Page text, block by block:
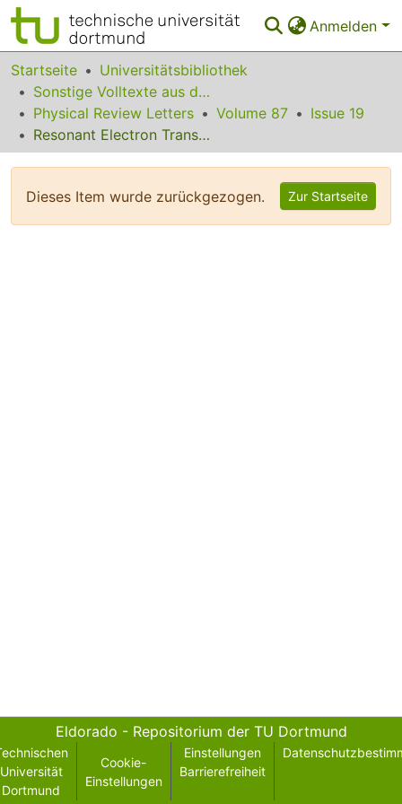
Anmelden
Bereiche & Sammlungen
Das gesamte Repositorium
Statistiken
Startseite
Universitätsbibliothek
Sonstige Volltexte aus dem Bibliotheksangebot
Physical Review Letters
Volume 87
Issue 19
Resonant Electron Transmission through a Finite Quantum Spin Chain
Dieses Item wurde zurückgezogen. Zur Startseite
Eldorado - Repositorium der TU Dortmund
Universität
Dortmund
Cookie-
Einstellungen
Einstellungen
Barrierefreiheit